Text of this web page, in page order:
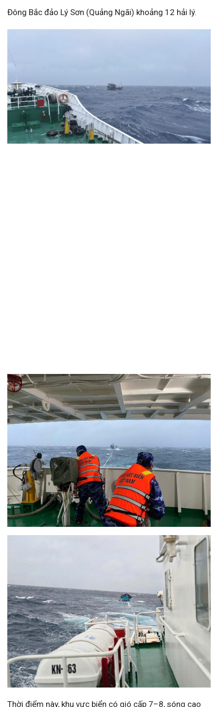
Đông Bắc đảo Lý Sơn (Quảng Ngãi) khoảng 12 hải lý.
Thời điểm này, khu vực biển có gió cấp 7–8, sóng cao